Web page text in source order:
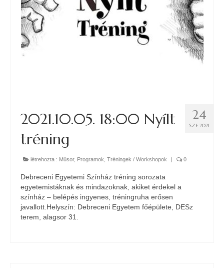
24
SZE 2021
2021.10.05. 18:00 Nyílt
tréning
létrehozta : Műsor, Programok Tréningek / Workshopok 0
Debreceni Egyetemi Színház tréning sorozata
egyetemistáknak és mindazoknak, akiket érdekel a
színház – belépés ingyenes, tréningruha erősen
javallott.Helyszín: Debreceni Egyetem főépülete, DESz
terem, alagsor 31.